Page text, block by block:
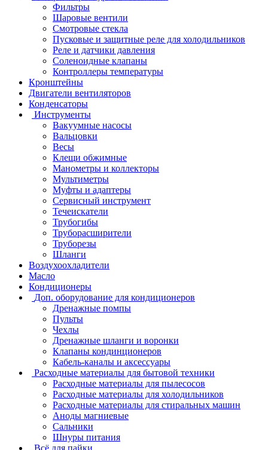
Фильтры
Шаровые вентили
Смотровые стекла
Пусковые и защитные реле для холодильников
Реле и датчики давления
Соленоидные клапаны
Контроллеры температуры
Кронштейны
Двигатели вентиляторов
Конденсаторы
Инструменты
Вакуумные насосы
Вальцовки
Весы
Клещи обжимные
Манометры и коллекторы
Мультиметры
Муфты и адаптеры
Сервисный инструмент
Течеискатели
Трубогибы
Труборасширители
Труборезы
Шланги
Воздухоохладители
Масло
Кондиционеры
Доп. оборудование для кондиционеров
Дренажные помпы
Пульты
Чехлы
Дренажные шланги и воронки
Клапаны кондинционеров
Кабель-каналы и аксессуары
Расходные материалы для бытовой техники
Расходные материалы для пылесосов
Расходные материалы для холодильников
Расходные материалы для стиральных машин
Аноды магниевые
Сальники
Шнуры питания
Всё для пайки